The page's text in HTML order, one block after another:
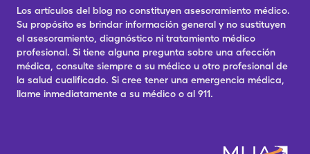
Los artículos del blog no constituyen asesoramiento médico.
Su propósito es brindar información general y no sustituyen
el asesoramiento, diagnóstico ni tratamiento médico
profesional. Si tiene alguna pregunta sobre una afección
médica, consulte siempre a su médico u otro profesional de
la salud cualificado. Si cree tener una emergencia médica,
llame inmediatamente a su médico o al 911.